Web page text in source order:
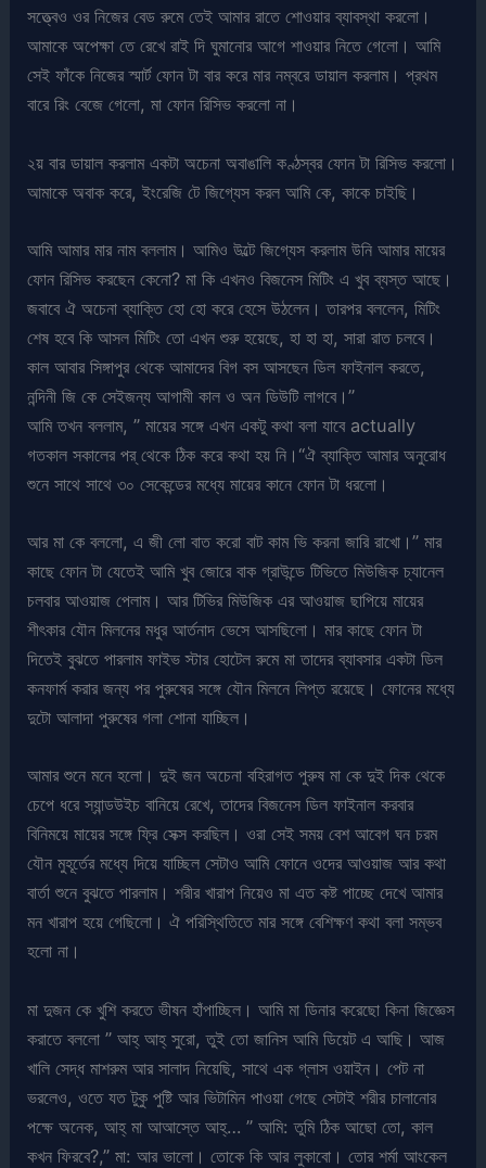
সত্ত্বেও ওর নিজের বেড রুমে তেই আমার রাতে শোওয়ার ব্যাবস্থা করলো।
আমাকে অপেক্ষা তে রেখে রাই দি ঘুমানোর আগে শাওয়ার নিতে গেলো। আমি
সেই ফাঁকে নিজের স্মার্ট ফোন টা বার করে মার নম্বরে ডায়াল করলাম। প্রথম
বারে রিং বেজে গেলো, মা ফোন রিসিভ করলো না।
২য় বার ডায়াল করলাম একটা অচেনা অবাঙালি কণ্ঠস্বর ফোন টা রিসিভ করলো।
আমাকে অবাক করে, ইংরেজি টে জিগ্যেস করল আমি কে, কাকে চাইছি।
আমি আমার মার নাম বললাম। আমিও উল্টে জিগ্যেস করলাম উনি আমার মায়ের
ফোন রিসিভ করছেন কেনো? মা কি এখনও বিজনেস মিটিং এ খুব ব্যস্ত আছে।
জবাবে ঐ অচেনা ব্যাক্তি হো হো করে হেসে উঠলেন। তারপর বললেন, মিটিং
শেষ হবে কি আসল মিটিং তো এখন শুরু হয়েছে, হা হা হা, সারা রাত চলবে।
কাল আবার সিঙ্গাপুর থেকে আমাদের বিগ বস আসছেন ডিল ফাইনাল করতে,
নন্দিনী জি কে সেইজন্য আগামী কাল ও অন ডিউটি লাগবে।”
আমি তখন বললাম, ” মায়ের সঙ্গে এখন একটু কথা বলা যাবে actually
গতকাল সকালের পর্ থেকে ঠিক করে কথা হয় নি।“ঐ ব্যাক্তি আমার অনুরোধ
শুনে সাথে সাথে ৩০ সেকেন্ডের মধ্যে মায়ের কানে ফোন টা ধরলো।
আর মা কে বললো, এ জী লো বাত করো বাট কাম ভি করনা জারি রাখো।” মার
কাছে ফোন টা যেতেই আমি খুব জোরে বাক গ্রাউন্ডে টিভিতে মিউজিক চ্যানেল
চলবার আওয়াজ পেলাম। আর টিভির মিউজিক এর আওয়াজ ছাপিয়ে মায়ের
শীৎকার যৌন মিলনের মধুর আর্তনাদ ভেসে আসছিলো। মার কাছে ফোন টা
দিতেই বুঝতে পারলাম ফাইভ স্টার হোটেল রুমে মা তাদের ব্যাবসার একটা ডিল
কনফার্ম করার জন্য পর পুরুষের সঙ্গে যৌন মিলনে লিপ্ত রয়েছে। ফোনের মধ্যে
দুটো আলাদা পুরুষের গলা শোনা যাচ্ছিল।
আমার শুনে মনে হলো। দুই জন অচেনা বহিরাগত পুরুষ মা কে দুই দিক থেকে
চেপে ধরে স্যান্ডউইচ বানিয়ে রেখে, তাদের বিজনেস ডিল ফাইনাল করবার
বিনিময়ে মায়ের সঙ্গে ফ্রি সেক্স করছিল। ওরা সেই সময় বেশ আবেগ ঘন চরম
যৌন মুহূর্তের মধ্যে দিয়ে যাচ্ছিল সেটাও আমি ফোনে ওদের আওয়াজ আর কথা
বার্তা শুনে বুঝতে পারলাম। শরীর খারাপ নিয়েও মা এত কষ্ট পাচ্ছে দেখে আমার
মন খারাপ হয়ে গেছিলো। ঐ পরিস্থিতিতে মার সঙ্গে বেশিক্ষণ কথা বলা সম্ভব
হলো না।
মা দুজন কে খুশি করতে ভীষন হাঁপাচ্ছিল। আমি মা ডিনার করেছো কিনা জিজ্ঞেস
করাতে বললো ” আহ্ আহ্ সুরো, তুই তো জানিস আমি ডিয়েট এ আছি। আজ
খালি সেদ্ধ মাশরুম আর সালাদ নিয়েছি, সাথে এক গ্লাস ওয়াইন। পেট না
ভরলেও, ওতে যত টুকু পুষ্টি আর ভিটামিন পাওয়া গেছে সেটাই শরীর চালানোর
পক্ষে অনেক, আহ্ মা আআস্তে আহ্… ” আমি: তুমি ঠিক আছো তো, কাল
কখন ফিরবে?,” মা: আর ভালো। তোকে কি আর লুকাবো। তোর শর্মা আংকেল